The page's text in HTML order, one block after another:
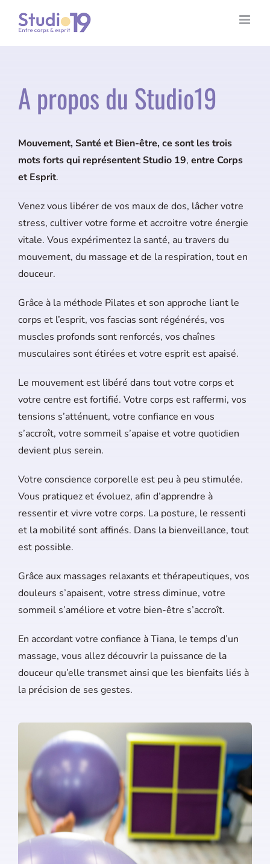
A propos du Studio19
Mouvement, Santé et Bien-être, ce sont les trois
mots forts qui représentent Studio 19, entre Corps
et Esprit.
Venez vous libérer de vos maux de dos, lâcher votre
stress, cultiver votre forme et accroitre votre énergie
vitale. Vous expérimentez la santé, au travers du
mouvement, du massage et de la respiration, tout en
douceur.
Grâce à la méthode Pilates et son approche liant le
corps et l’esprit, vos fascias sont régénérés, vos
muscles profonds sont renforcés, vos chaînes
musculaires sont étirées et votre esprit est apaisé.
Le mouvement est libéré dans tout votre corps et
votre centre est fortifié. Votre corps est raffermi, vos
tensions s’atténuent, votre confiance en vous
s’accroît, votre sommeil s’apaise et votre quotidien
devient plus serein.
Votre conscience corporelle est peu à peu stimulée.
Vous pratiquez et évoluez, afin d’apprendre à
ressentir et vivre votre corps. La posture, le ressenti
et la mobilité sont affinés. Dans la bienveillance, tout
est possible.
Grâce aux massages relaxants et thérapeutiques, vos
douleurs s’apaisent, votre stress diminue, votre
sommeil s’améliore et votre bien-être s’accroît.
En accordant votre confiance à Tiana, le temps d’un
massage, vous allez découvrir la puissance de la
douceur qu’elle transmet ainsi que les bienfaits liés à
la précision de ses gestes.